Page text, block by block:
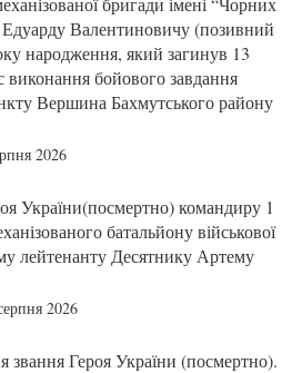
Едуарду Валентиновичу (позивний
народження, який загинув 13
виконання бойового завдання
Вершина Бахмутського району
2026
України(посмертно) командиру 1
батальйону військової
лейтенанту Десятнику Артему
2026
звання Героя України (посмертно).